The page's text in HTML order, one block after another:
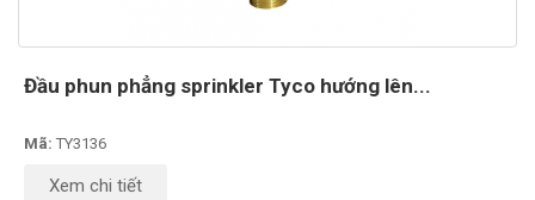
Đầu phun phẳng sprinkler Tyco hướng lên...
Mã: TY3136
Xem chi tiết